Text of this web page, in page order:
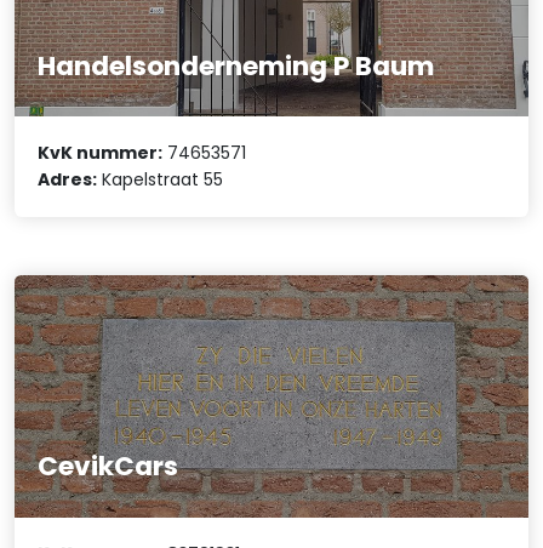
Handelsonderneming P Baum
KvK nummer: 74653571
Adres: Kapelstraat 55
CevikCars